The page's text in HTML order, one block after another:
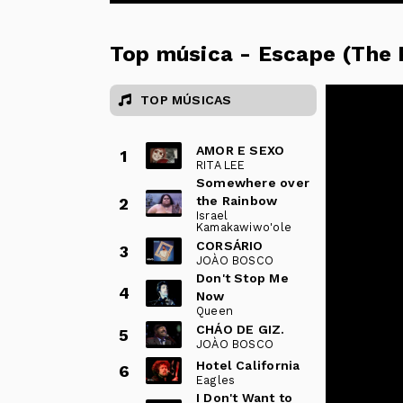
Top música - Escape (The
TOP MÚSICAS
1 AMOR E SEXO
RITA LEE
2
Somewhere over
the Rainbow
Israel
Kamakawiwo'ole
3 CORSÁRIO
JOÀO BOSCO
4
Don't Stop Me
Now
Queen
5 CHÁO DE GIZ.
JOÀO BOSCO
6 Hotel California
Eagles
I Don't Want to